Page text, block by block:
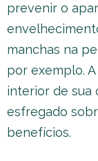
prevenir o
manchas na
por exemplo.
interior de sua
esfregado
benefícios.